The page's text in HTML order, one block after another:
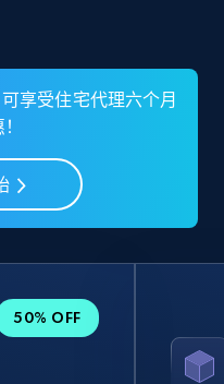
享受住宅代理六个月
50% OFF